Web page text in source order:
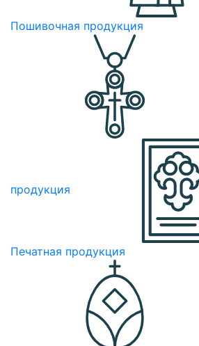
Пошивочная продукция
продукция
Печатная продукция